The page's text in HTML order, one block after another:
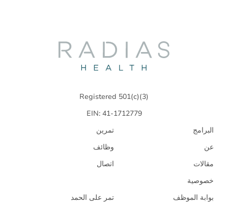
Registered 501(c)(3)
EIN: 41-1712779
البرامج
تمرين
عن
وظائف
مقالات
اتصال
خصوصية
بوابة الموظف
تمر على الحمد